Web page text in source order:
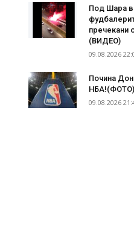
Под Шара
пречекани
(ВИДЕО)
09.08.2026
Почина
НБА!(ФОТО)
09.08.2026